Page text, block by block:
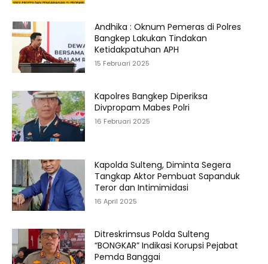
Andhika : Oknum Pemeras di Polres
Bangkep Lakukan Tindakan
Ketidakpatuhan APH
15 Februari 2025
Kapolres Bangkep Diperiksa
Divpropam Mabes Polri
16 Februari 2025
Kapolda Sulteng, Diminta Segera
Tangkap Aktor Pembuat Sapanduk
Teror dan Intimimidasi
16 April 2025
Ditreskrimsus Polda Sulteng
“BONGKAR” Indikasi Korupsi Pejabat
Pemda Banggai